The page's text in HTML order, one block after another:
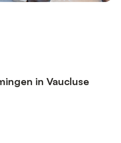
in Vaucluse